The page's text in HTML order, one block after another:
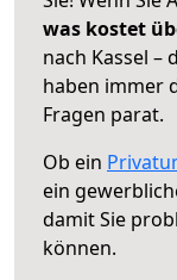
was kostet
nach Kassel –
haben immer
Fragen parat.
Ob ein
ein
damit Sie
können.